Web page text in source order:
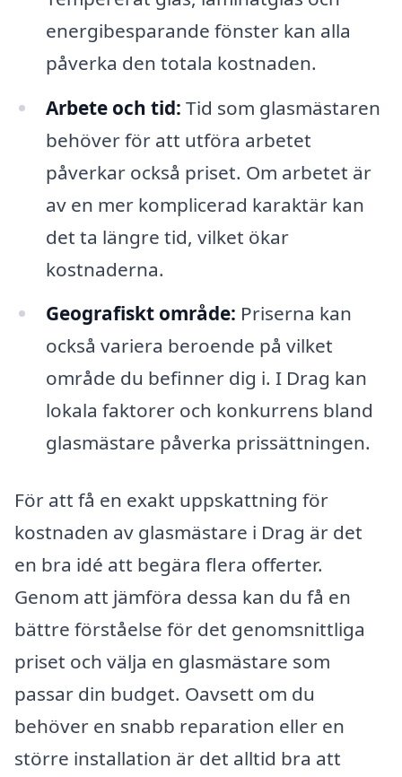
energibesparande fönster kan alla
påverka den totala kostnaden.
Arbete och tid: Tid som glasmästaren
behöver för att utföra arbetet
påverkar också priset. Om arbetet är
av en mer komplicerad karaktär kan
det ta längre tid, vilket ökar
kostnaderna.
Geografiskt område: Priserna kan
också variera beroende på vilket
område du befinner dig i. I Drag kan
lokala faktorer och konkurrens bland
glasmästare påverka prissättningen.
För att få en exakt uppskattning för
kostnaden av glasmästare i Drag är det
en bra idé att begära flera offerter.
Genom att jämföra dessa kan du få en
bättre förståelse för det genomsnittliga
priset och välja en glasmästare som
passar din budget. Oavsett om du
behöver en snabb reparation eller en
större installation är det alltid bra att